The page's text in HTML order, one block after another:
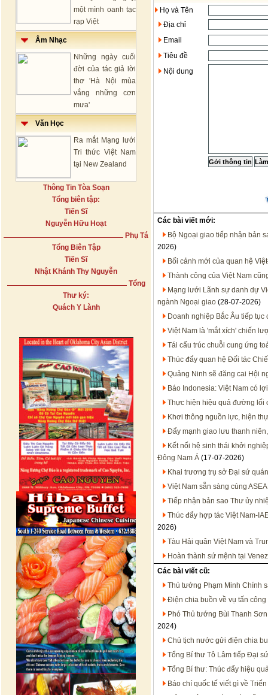
một mình oanh tạc
rạp Việt
Âm Nhạc
Những ngày cuối
đời của tác giả lời
thơ 'Hà Nội mùa
vắng những cơn
mưa'
Văn Học
Ra mắt Mạng lưới
Tri thức Việt Nam
tại New Zealand
Thông Tin Tòa Soạn
Tổng biên tập:
Tiến Sĩ
Nguyễn Hữu Hoạt
Phụ Tá
Tổng Biên Tập
Tiến Sĩ
Nhật Khánh Thy Nguyễn
Tổng
Thư ký:
Quách Y Lành
Họ và Tên
Địa chỉ
Email
Tiêu đề
Nội dung
Các bài viết mới:
Bộ Ngoại giao tiếp nhận bản
2026)
Bối cảnh mới của quan hệ
Thành công của Việt Nam
Mạng lưới Lãnh sự danh dự
ngành Ngoại giao (28-07-2026)
Doanh nghiệp Bắc Âu tiếp
Việt Nam là 'mắt xích' chiến
Tái cấu trúc chuỗi cung ứng
Thúc đẩy quan hệ Đối tác
Quảng Ninh sẽ đăng cai Hội
Báo Indonesia: Việt Nam có
Thực hiện hiệu quả đường lối
Khơi thông nguồn lực, hiện
Đẩy mạnh giao lưu thanh
Kết nối hệ sinh thái khởi
Đông Nam Á (17-07-2026)
Khai trương trụ sở Đại sứ
Việt Nam sẵn sàng cùng
Tiếp nhận bản sao Thư ủy
Thúc đẩy hợp tác Việt Nam-
2026)
Tàu Hải quân Việt Nam và
Hoàn thành sứ mệnh tại
Các bài viết cũ:
Thủ tướng Phạm Minh Chính
Điện chia buồn về vụ tấn
Phó Thủ tướng Bùi Thanh
2024)
Chủ tịch nước gửi điện chia
Tổng Bí thư Tô Lâm tiếp Đại
Tổng Bí thư: Thúc đẩy hiệu
Báo chí quốc tế viết gì về